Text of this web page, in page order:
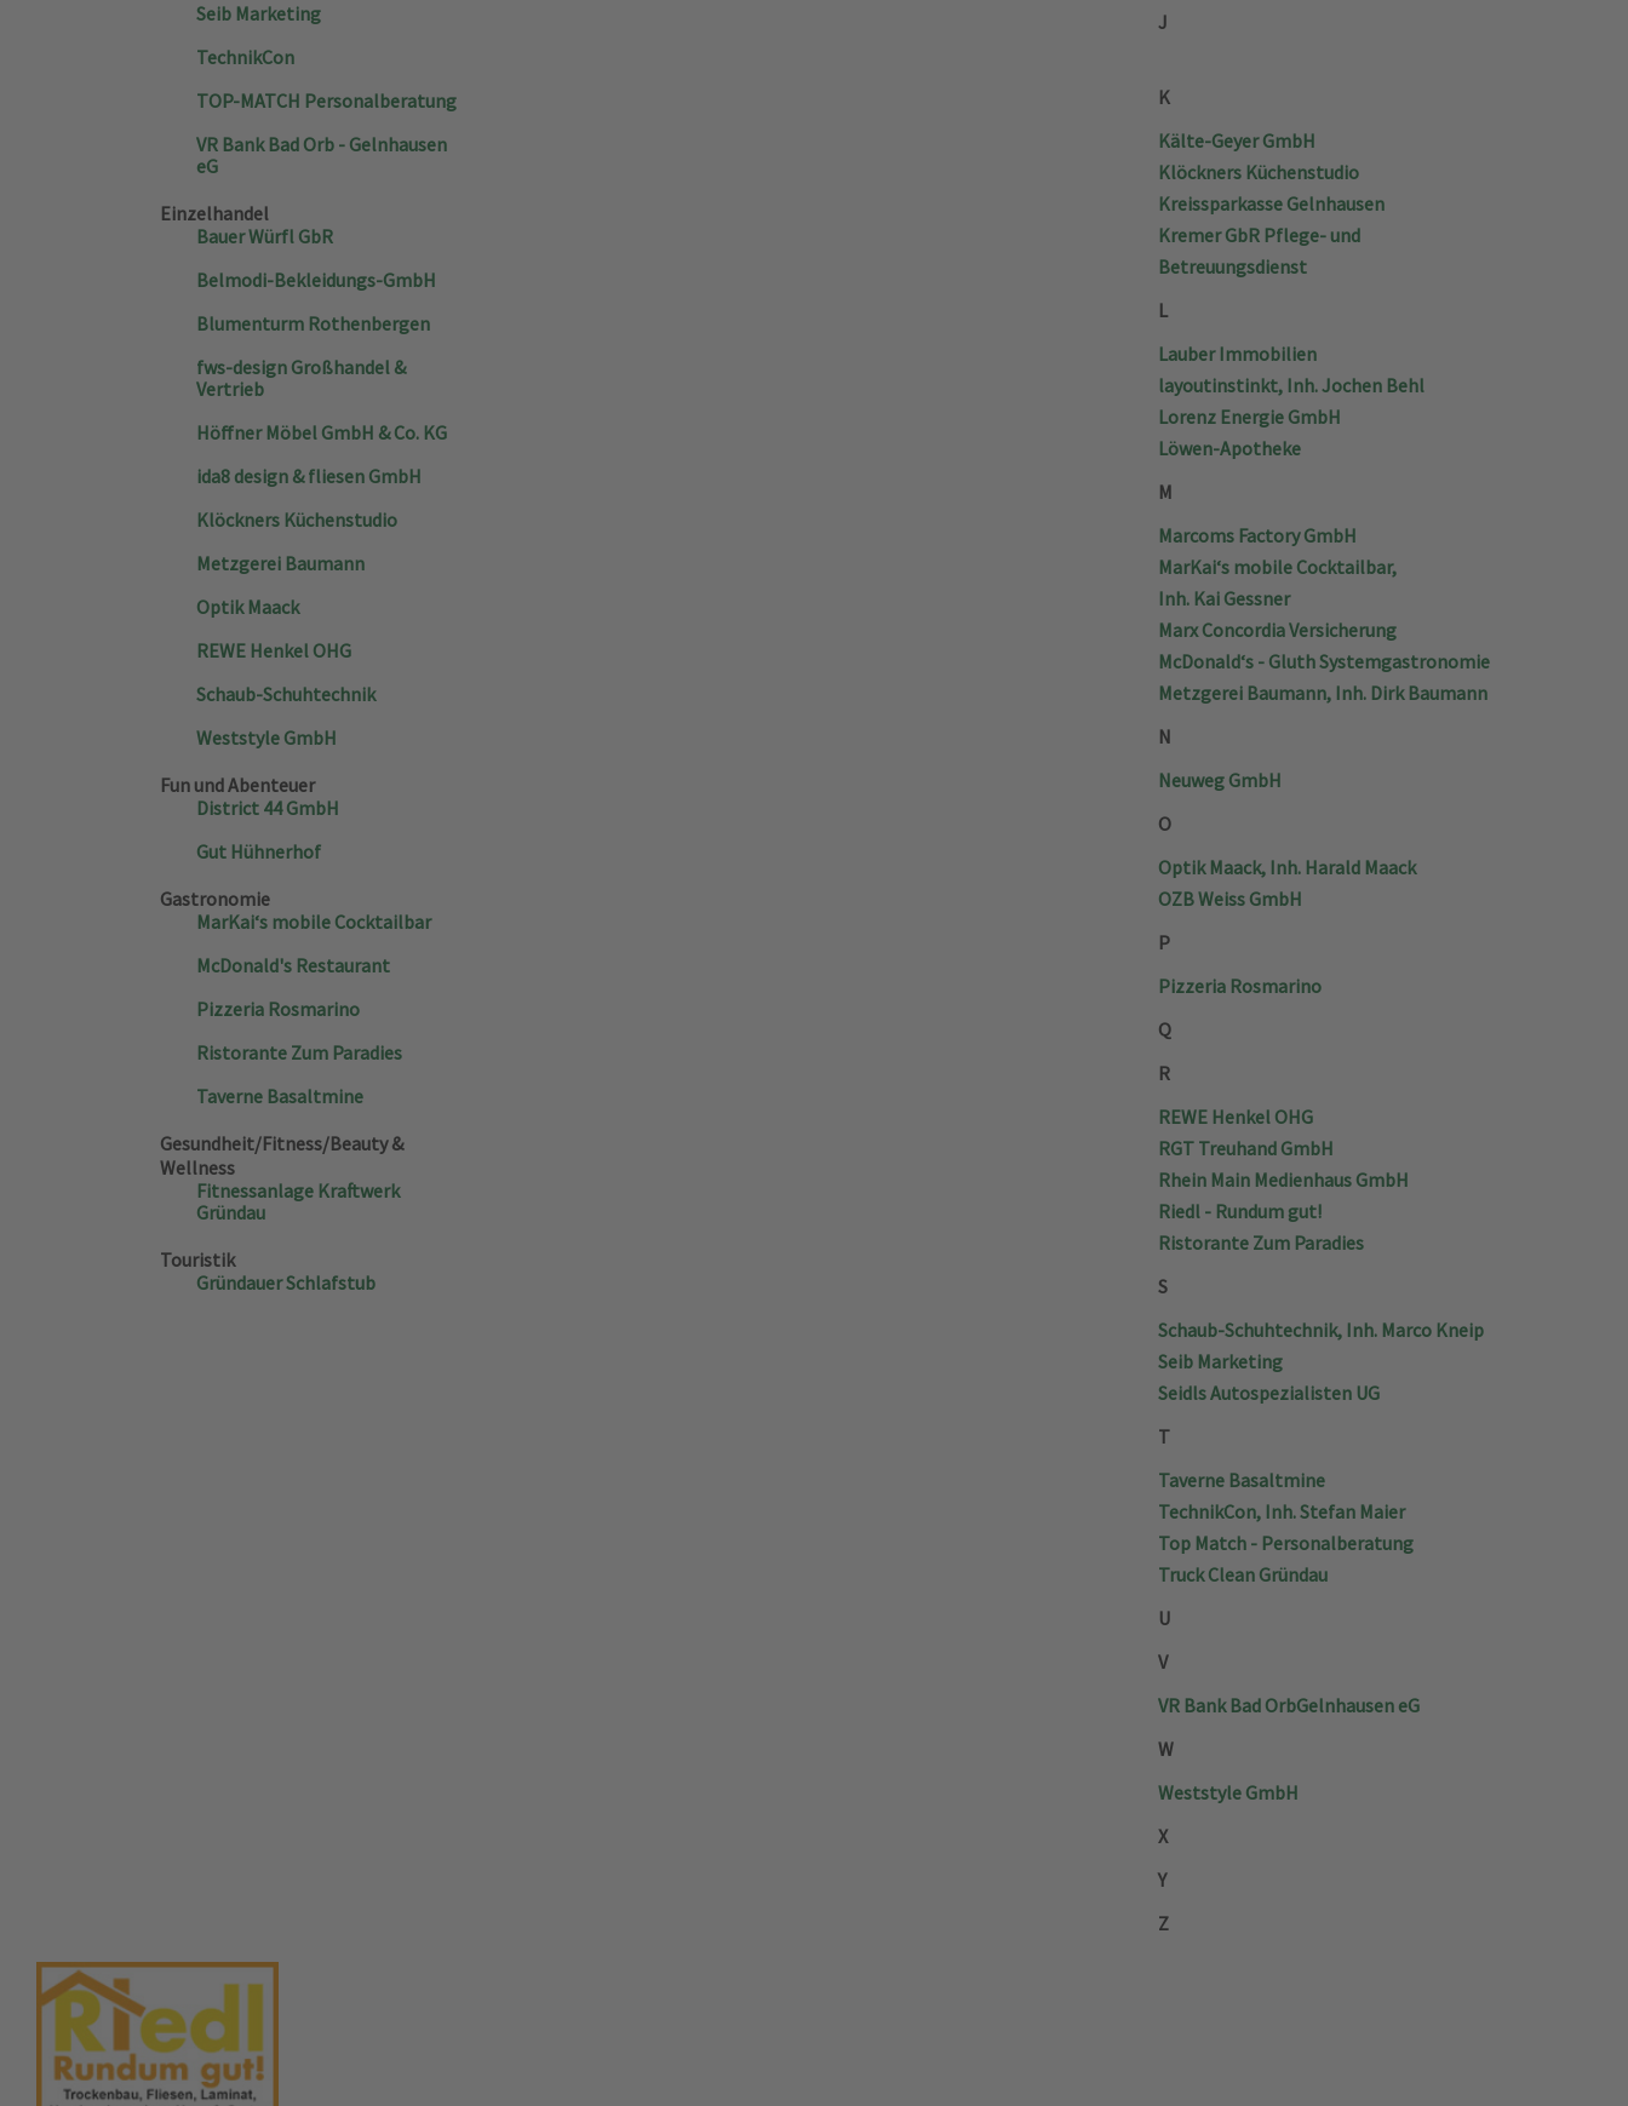
Seib Marketing
TechnikCon
TOP-MATCH Personalberatung
VR Bank Bad Orb - Gelnhausen
eG
Einzelhandel
Bauer Würfl GbR
Belmodi-Bekleidungs-GmbH
Blumenturm Rothenbergen
fws-design Großhandel &
Vertrieb
Höffner Möbel GmbH & Co. KG
ida8 design & fliesen GmbH
Klöckners Küchenstudio
Metzgerei Baumann
Optik Maack
REWE Henkel OHG
Schaub-Schuhtechnik
Weststyle GmbH
Fun und Abenteuer
District 44 GmbH
Gut Hühnerhof
Gastronomie
MarKai‘s mobile Cocktailbar
McDonald's Restaurant
Pizzeria Rosmarino
Ristorante Zum Paradies
Taverne Basaltmine
Gesundheit/Fitness/Beauty &
Wellness
Fitnessanlage Kraftwerk
Gründau
Touristik
Gründauer Schlafstub
J
K
Kälte-Geyer GmbH
Klöckners Küchenstudio
Kreissparkasse Gelnhausen
Kremer GbR Pflege- und
Betreuungsdienst
L
Lauber Immobilien
layoutinstinkt, Inh. Jochen Behl
Lorenz Energie GmbH
Löwen-Apotheke
M
Marcoms Factory GmbH
MarKai‘s mobile Cocktailbar,
Inh. Kai Gessner
Marx Concordia Versicherung
McDonald‘s - Gluth Systemgastronomie
Metzgerei Baumann, Inh. Dirk Baumann
N
Neuweg GmbH
O
Optik Maack, Inh. Harald Maack
OZB Weiss GmbH
P
Pizzeria Rosmarino
Q
R
REWE Henkel OHG
RGT Treuhand GmbH
Rhein Main Medienhaus GmbH
Riedl - Rundum gut!
Ristorante Zum Paradies
S
Schaub-Schuhtechnik, Inh. Marco Kneip
Seib Marketing
Seidls Autospezialisten UG
T
Taverne Basaltmine
TechnikCon, Inh. Stefan Maier
Top Match - Personalberatung
Truck Clean Gründau
U
V
VR Bank Bad Orb­Gelnhausen eG
W
Weststyle GmbH
X
Y
Z